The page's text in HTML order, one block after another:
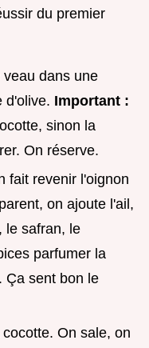
du premier
dans une
d'olive. Important :
sinon la
On réserve.
fait revenir l'oignon
on ajoute l'ail,
le safran, le
parfumer la
Ça sent bon le
On sale, on